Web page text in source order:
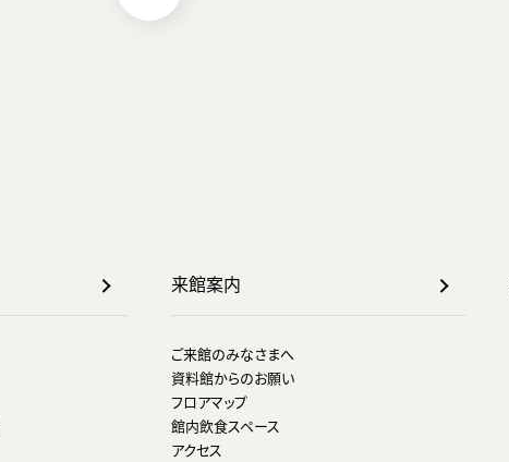
来館案内
ご来館のみなさまへ
資料館からのお願い
フロアマップ
館内飲食スペース
アクセス